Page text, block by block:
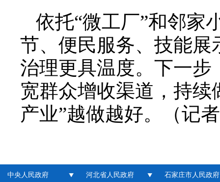
依托“微工厂”和邻家
节、便民服务、技能
治理更具温度。下一
宽群众增收渠道，持
产业”越做越好。（记